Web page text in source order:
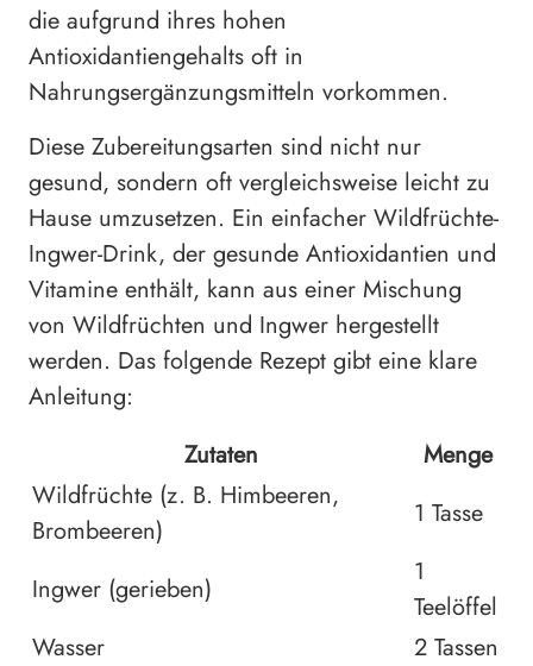
die aufgrund ihres hohen
Antioxidantiengehalts oft in
Nahrungsergänzungsmitteln vorkommen.
Diese Zubereitungsarten sind nicht nur
gesund, sondern oft vergleichsweise leicht zu
Hause umzusetzen. Ein einfacher Wildfrüchte-
Ingwer-Drink, der gesunde Antioxidantien und
Vitamine enthält, kann aus einer Mischung
von Wildfrüchten und Ingwer hergestellt
werden. Das folgende Rezept gibt eine klare
Anleitung:
Zutaten
Menge
Wildfrüchte (z. B. Himbeeren,
Brombeeren)
1 Tasse
Ingwer (gerieben)
1
Teelöffel
Wasser
2 Tassen